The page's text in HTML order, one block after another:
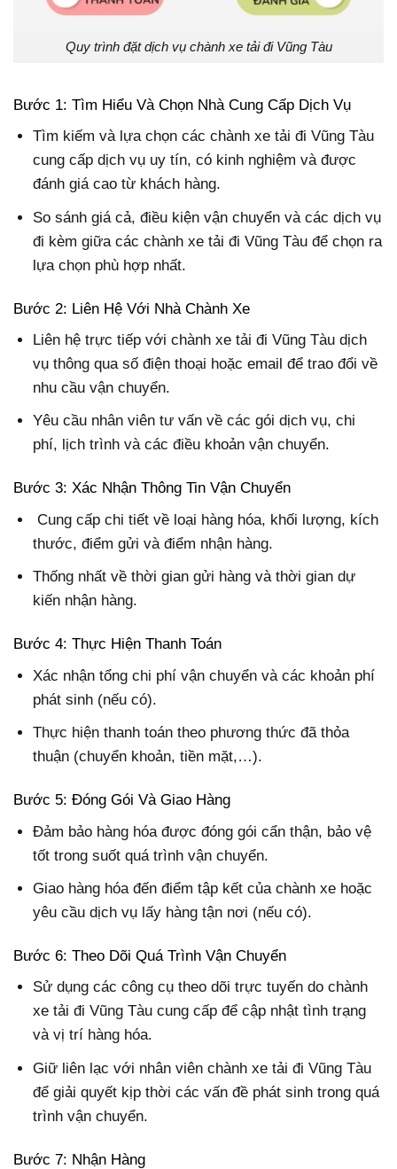
Quy trình đặt dịch vụ chành xe tải đi Vũng Tàu
Bước 1: Tìm Hiểu Và Chọn Nhà Cung Cấp Dịch Vụ
Tìm kiếm và lựa chọn các chành xe tải đi Vũng Tàu
cung cấp dịch vụ uy tín, có kinh nghiệm và được
đánh giá cao từ khách hàng.
So sánh giá cả, điều kiện vận chuyển và các dịch vụ
đi kèm giữa các chành xe tải đi Vũng Tàu để chọn ra
lựa chọn phù hợp nhất.
Bước 2: Liên Hệ Với Nhà Chành Xe
Liên hệ trực tiếp với chành xe tải đi Vũng Tàu dịch
vụ thông qua số điện thoại hoặc email để trao đổi về
nhu cầu vận chuyển.
Yêu cầu nhân viên tư vấn về các gói dịch vụ, chi
phí, lịch trình và các điều khoản vận chuyển.
Bước 3: Xác Nhận Thông Tin Vận Chuyển
Cung cấp chi tiết về loại hàng hóa, khối lượng, kích
thước, điểm gửi và điểm nhận hàng.
Thống nhất về thời gian gửi hàng và thời gian dự
kiến nhận hàng.
Bước 4: Thực Hiện Thanh Toán
Xác nhận tổng chi phí vận chuyển và các khoản phí
phát sinh (nếu có).
Thực hiện thanh toán theo phương thức đã thỏa
thuận (chuyển khoản, tiền mặt,…).
Bước 5: Đóng Gói Và Giao Hàng
Đảm bảo hàng hóa được đóng gói cẩn thận, bảo vệ
tốt trong suốt quá trình vận chuyển.
Giao hàng hóa đến điểm tập kết của chành xe hoặc
yêu cầu dịch vụ lấy hàng tận nơi (nếu có).
Bước 6: Theo Dõi Quá Trình Vận Chuyển
Sử dụng các công cụ theo dõi trực tuyến do chành
xe tải đi Vũng Tàu cung cấp để cập nhật tình trạng
và vị trí hàng hóa.
Giữ liên lạc với nhân viên chành xe tải đi Vũng Tàu
để giải quyết kịp thời các vấn đề phát sinh trong quá
trình vận chuyển.
Bước 7: Nhận Hàng